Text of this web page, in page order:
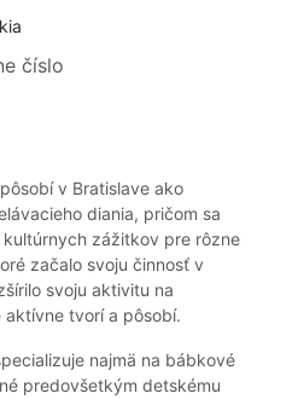
číslo
pôsobí v Bratislave ako
diania, pričom sa
zážitkov pre rôzne
začalo svoju činnosť v
svoju aktivitu na
tvorí a pôsobí.
najmä na bábkové
predovšetkým detskému